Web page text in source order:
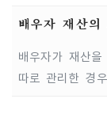
배우자 재산의
배우자가 재산
따로 관리한 경